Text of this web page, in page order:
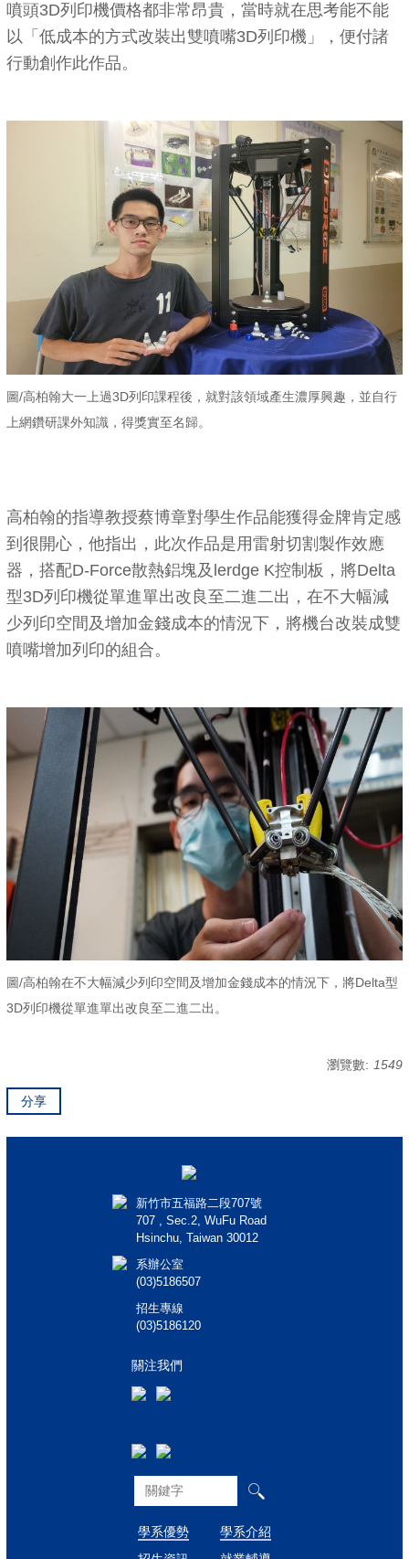
噴頭3D列印機價格都非常昂貴，當時就在思考能不能
以「低成本的方式改裝出雙噴嘴3D列印機」，便付諸
行動創作此作品。
圖/高柏翰大一上過3D列印課程後，就對該領域產生濃厚興趣，並自行
上網鑽研課外知識，得獎實至名歸。
高柏翰的指導教授蔡博章對學生作品能獲得金牌肯定感
到很開心，他指出，此次作品是用雷射切割製作效應
器，搭配D-Force散熱鋁塊及lerdge K控制板，將Delta
型3D列印機從單進單出改良至二進二出，在不大幅減
少列印空間及增加金錢成本的情況下，將機台改裝成雙
噴嘴增加列印的組合。
圖/高柏翰在不大幅減少列印空間及增加金錢成本的情況下，將Delta型
3D列印機從單進單出改良至二進二出。
瀏覽數: 1549
分享
新竹市五福路二段707號
707 , Sec.2, WuFu Road
Hsinchu, Taiwan 30012
系辦公室
(03)5186507
招生專線
(03)5186120
關注我們
學系優勢
學系介紹